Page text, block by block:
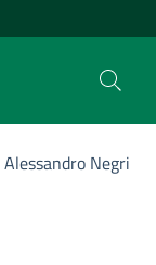
Alessandro Negri